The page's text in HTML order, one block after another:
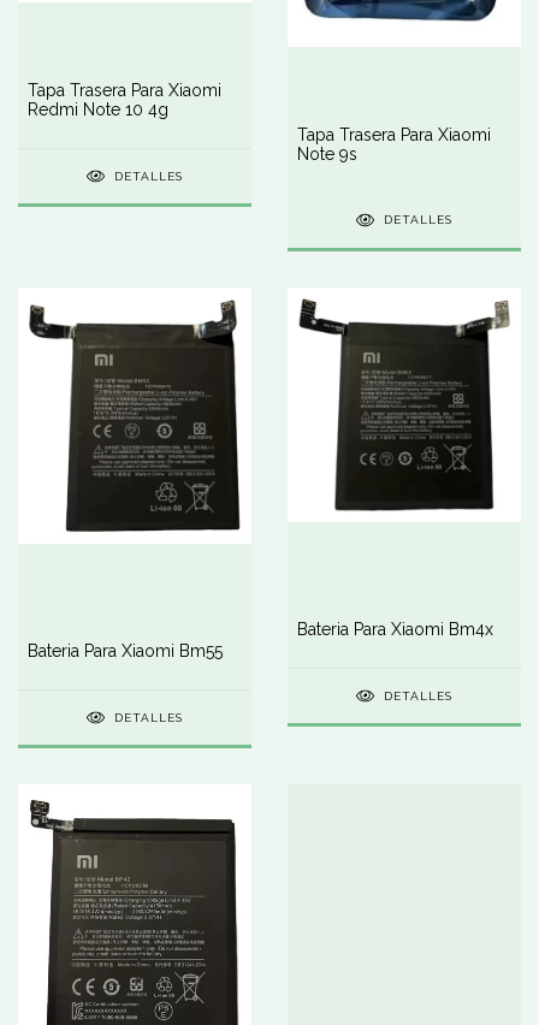
Tapa Trasera Para Xiaomi
Redmi Note 10 4g
DETALLES
Tapa Trasera Para Xiaomi
Note 9s
DETALLES
Bateria Para Xiaomi Bm55
DETALLES
Bateria Para Xiaomi Bm4x
DETALLES